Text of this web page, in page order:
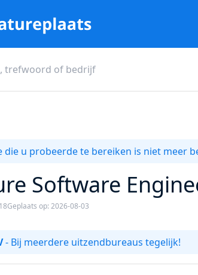
die u probeerde te bereiken is niet meer
Software
Geplaats op: 2026-08-03
- Bij meerdere uitzendbureaus tegelijk!